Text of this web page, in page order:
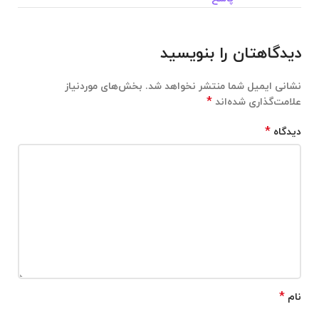
دیدگاهتان را بنویسید
نشانی ایمیل شما منتشر نخواهد شد. بخش‌های موردنیاز
علامت‌گذاری شده‌اند *
دیدگاه *
نام *